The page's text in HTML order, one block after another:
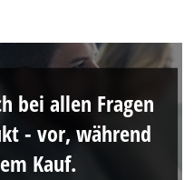
bei allen Fragen
- vor, während
Kauf.